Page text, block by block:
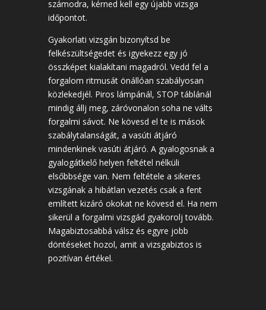
számodra, kérned kell egy újabb vizsga
időpontot.
Gyakorlati vizsgán bizonyítsd be
felkészültségedet és igyekezz egy jó
összképet kialakítani magadról. Vedd fel a
forgalom ritmusát önállóan szabályosan
közlekedjél. Piros lámpánál, STOP táblánál
mindig állj meg, záróvonalon soha ne válts
forgalmi sávot. Ne kövesd el te is mások
szabálytalanságát, a vasúti átjáró
mindenkinek vasúti átjáró. A gyalogosnak a
gyalogátkelő helyen feltétel nélküli
elsőbbsége van. Nem feltétele a sikeres
vizsgának a hibátlan vezetés csak a fent
említett kizáró okokat ne kövesd el. Ha nem
sikerül a forgalmi vizsgád gyakorolj tovább.
Magabiztosabbá válsz és egyre jobb
döntéseket hozol, amit a vizsgabiztos is
pozitívan értékel.